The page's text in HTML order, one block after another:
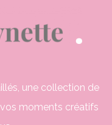
une collection de
moments créatifs